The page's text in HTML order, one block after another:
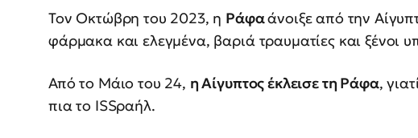
Τον Οκτώβρη του 2023, η Ράφαάνοιξε από την
φάρμακα και ελεγμένα, βαριά τραυματίες και ξένοι
Από το Μάιο του 24, η Αίγυπτος έκλεισε τη Ράφα,
πια το ΙSSραήλ.